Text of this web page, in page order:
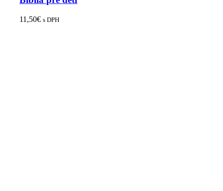
11,50€ s DPH